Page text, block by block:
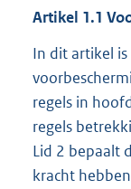
Artikel 1.1
In dit artikel
regels in
regels
Lid 2 bepaalt
kracht